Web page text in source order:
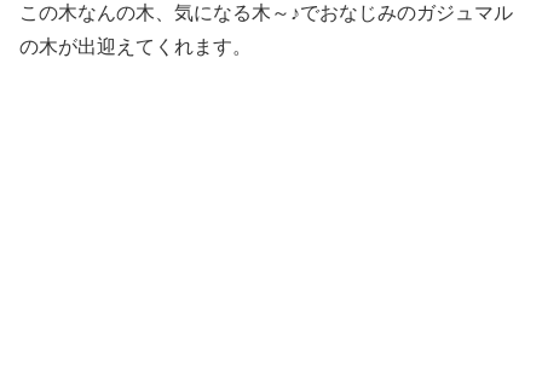
この木なんの木、気になる木～♪でおなじみのガジュマル
の木が出迎えてくれます。